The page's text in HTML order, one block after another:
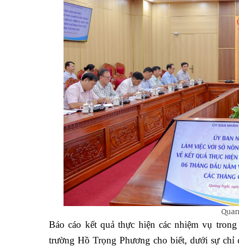
Báo cáo kết quả thực hiện các nhiệm vụ
trường Hồ Trọng Phương cho biết, dưới sự chỉ